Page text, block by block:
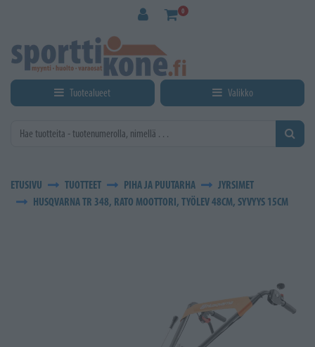
0
Tuotealueet Valikko
ETUSIVU TUOTTEET PIHA JA PUUTARHA
JYRSIMET
HUSQVARNA TR 348, RATO MOOTTORI, TYÖLEV 48CM, SYVYYS 15CM